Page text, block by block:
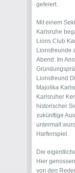
gefeiert.
Mit einem
Karlsruhe
Lions Club
Lionsfreunde
Abend: Im
Lionsfreund
Majolika
Karlsruher
historischer
zukünftige
untermalt
Harfenspiel.
Die
Hier
von den